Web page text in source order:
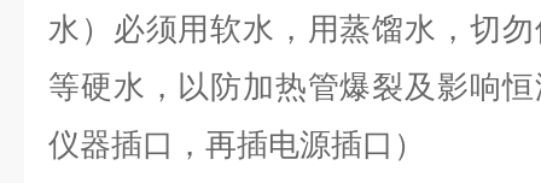
水）必须用软水，用蒸馏水，切
等硬水，以防加热管爆裂及影响
仪器插口，再插电源插口）